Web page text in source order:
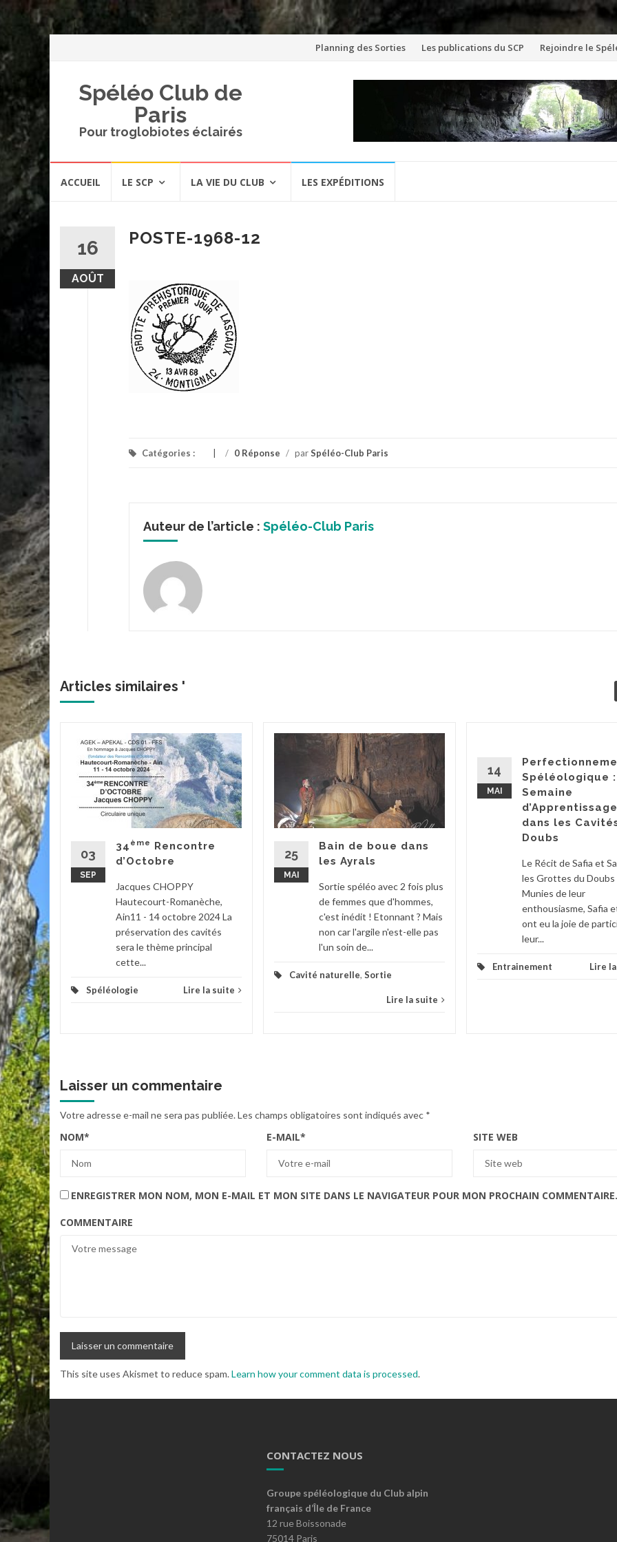
Aller
Planning des Sorties Les publications du SCP Rejoindre le
Spéléo Club de
Paris
Pour troglobiotes éclairés
ACCUEIL LE SCP LA VIE DU CLUB LES EXPÉDITIONS
16
AOÛT
POSTE-1968-12
Catégories : / 0 Réponse / parSpéléo-Club Paris
Auteur de l’article : Spéléo-Club Paris
Articles similaires '
- 18
suite
03
SEP
34 ème Rencontre
d’Octobre
Jacques CHOPPY
Hautecourt-Romanèche,
Ain11 - 14 octobre 2024 La
préservation des cavités
sera le thème principal
cette...
Spéléologie Lire la suite
25
MAI
Bain de boue dans
les Ayrals
Sortie spéléo avec 2 fois plus
de femmes que d'hommes,
c'est inédit ! Etonnant ? Mais
non car l'argile n'est-elle pas
l'un soin de...
Cavité naturelle, Sortie
Lire la suite
14
MAI
Spéléologique :
Semaine
d’Apprentissage
dans les
Doubs
Le Récit de Safia et
les Grottes du Doubs
Munies de leur
enthousiasme, Safia
ont eu la joie de
leur...
Entrainement Lire
Laisser un commentaire
Votre adresse e-mail ne sera pas publiée.Les champs obligatoires sont indiqués avec *
NOM* E-MAIL* SITE WEB
ENREGISTRER MON NOM, MON E-MAIL ET MON SITE DANS LE NAVIGATEUR POUR MON PROCHAIN COMMENTAIRE.
COMMENTAIRE
This site uses Akismet to reduce spam.Learn how your comment data is processed.
CONTACTEZ NOUS
Groupe spéléologique du Club alpin
français d’Île de France
12 rue Boissonade
75014 Paris